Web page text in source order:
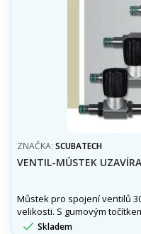
ZNAČKA: SCUBATECH
VENTIL-MŮSTEK
Můstek pro spojení ventilů
velikosti. S gumovým
 Skladem